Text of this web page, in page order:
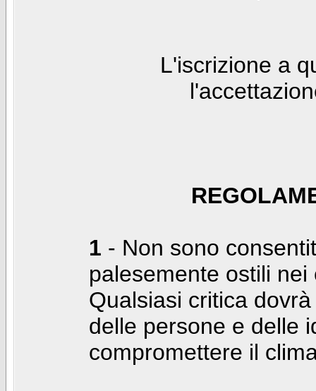
L'iscrizione a
1 - Non sono
palesemente ostili
Qualsiasi critica
delle persone e delle
compromettere il